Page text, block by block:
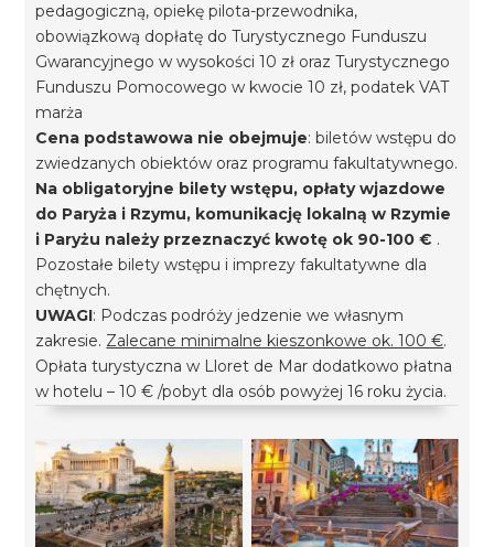
pedagogiczną, opiekę pilota-przewodnika,
obowiązkową dopłatę do Turystycznego Funduszu
Gwarancyjnego w wysokości 10 zł oraz Turystycznego
Funduszu Pomocowego w kwocie 10 zł, podatek VAT
marża
Cena podstawowa nie obejmuje: biletów wstępu do
zwiedzanych obiektów oraz programu fakultatywnego.
Na obligatoryjne bilety wstępu, opłaty wjazdowe
do Paryża i Rzymu, komunikację lokalną w Rzymie
i Paryżu należy przeznaczyć kwotę ok 90-100 € .
Pozostałe bilety wstępu i imprezy fakultatywne dla
chętnych.
UWAGI: Podczas podróży jedzenie we własnym
zakresie. Zalecane minimalne kieszonkowe ok. 100 €.
Opłata turystyczna w Lloret de Mar dodatkowo płatna
w hotelu – 10 € /pobyt dla osób powyżej 16 roku życia.